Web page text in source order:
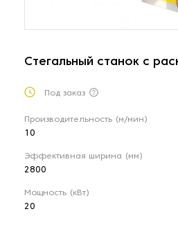
Стегальный станок с
Под заказ
Производительность (м/мин)
10
Эффективная ширина (мм)
2800
Мощность (кВт)
20